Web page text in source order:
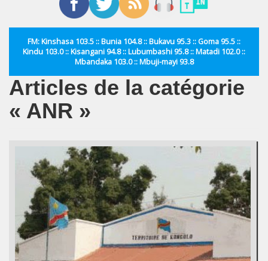
FM: Kinshasa 103.5 :: Bunia 104.8 :: Bukavu 95.3 :: Goma 95.5 ::
Kindu 103.0 :: Kisangani 94.8 :: Lubumbashi 95.8 :: Matadi 102.0 ::
Mbandaka 103.0 :: Mbuji-mayi 93.8
Articles de la catégorie
« ANR »